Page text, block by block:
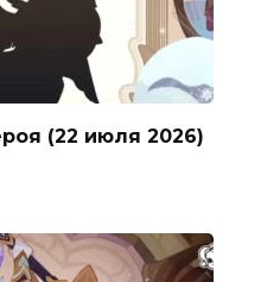
(22 июля 2026)